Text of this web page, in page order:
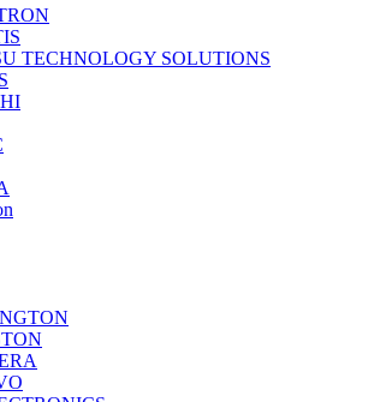
TECHNOLOGY SOLUTIONS